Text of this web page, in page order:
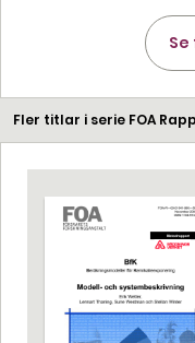
Fler titlar i serie FOA